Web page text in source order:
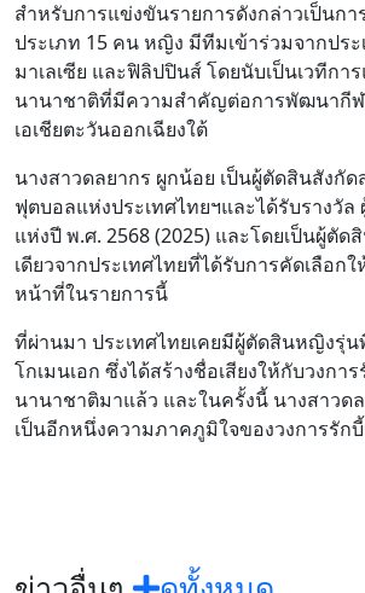
สำหรับการแข่งขันรายการดังกล่าวเป็นก
ประเภท 15 คน หญิง มีทีมเข้าร่วมจากประ
มาเลเซีย และฟิลิปปินส์ โดยนับเป็นเวทีกา
นานาชาติที่มีความสำคัญต่อการพัฒนากี
เอเชียตะวันออกเฉียงใต้
นางสาวดลยากร ผูกน้อย เป็นผู้ตัดสินสังกั
ฟุตบอลแห่งประเทศไทยฯและได้รับรางวัล
แห่งปี พ.ศ. 2568 (2025) และโดยเป็นผู้ตัด
เดียวจากประเทศไทยที่ได้รับการคัดเลือก
หน้าที่ในรายการนี้
ที่ผ่านมา ประเทศไทยเคยมีผู้ตัดสินหญิงรุ่
โกเมนเอก ซึ่งได้สร้างชื่อเสียงให้กับวงกา
นานาชาติมาแล้ว และในครั้งนี้ นางสาวด
เป็นอีกหนึ่งความภาคภูมิใจของวงการรัก